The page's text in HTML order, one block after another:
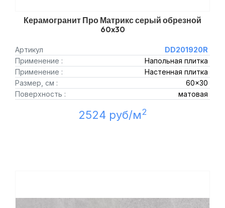
Керамогранит Про Матрикс серый обрезной
60x30
Артикул
DD201920R
Применение :
Напольная плитка
Применение :
Настенная плитка
Размер, см :
60x30
Поверхность :
матовая
2524 руб/м2